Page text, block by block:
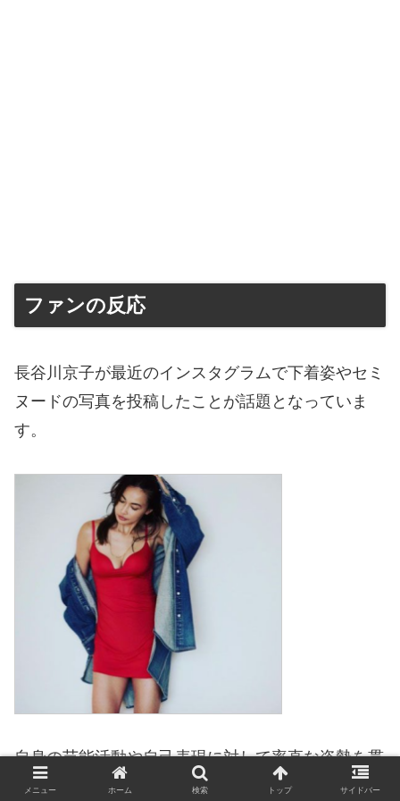
ファンの反応
長谷川京子が最近のインスタグラムで下着姿やセミ
ヌードの写真を投稿したことが話題となっていま
す。
自身の芸能活動や自己表現に対して率直な姿勢を貫
いておりファンの間では高い支持を得ています。
メニュー ホーム 検索 トップ サイドバー